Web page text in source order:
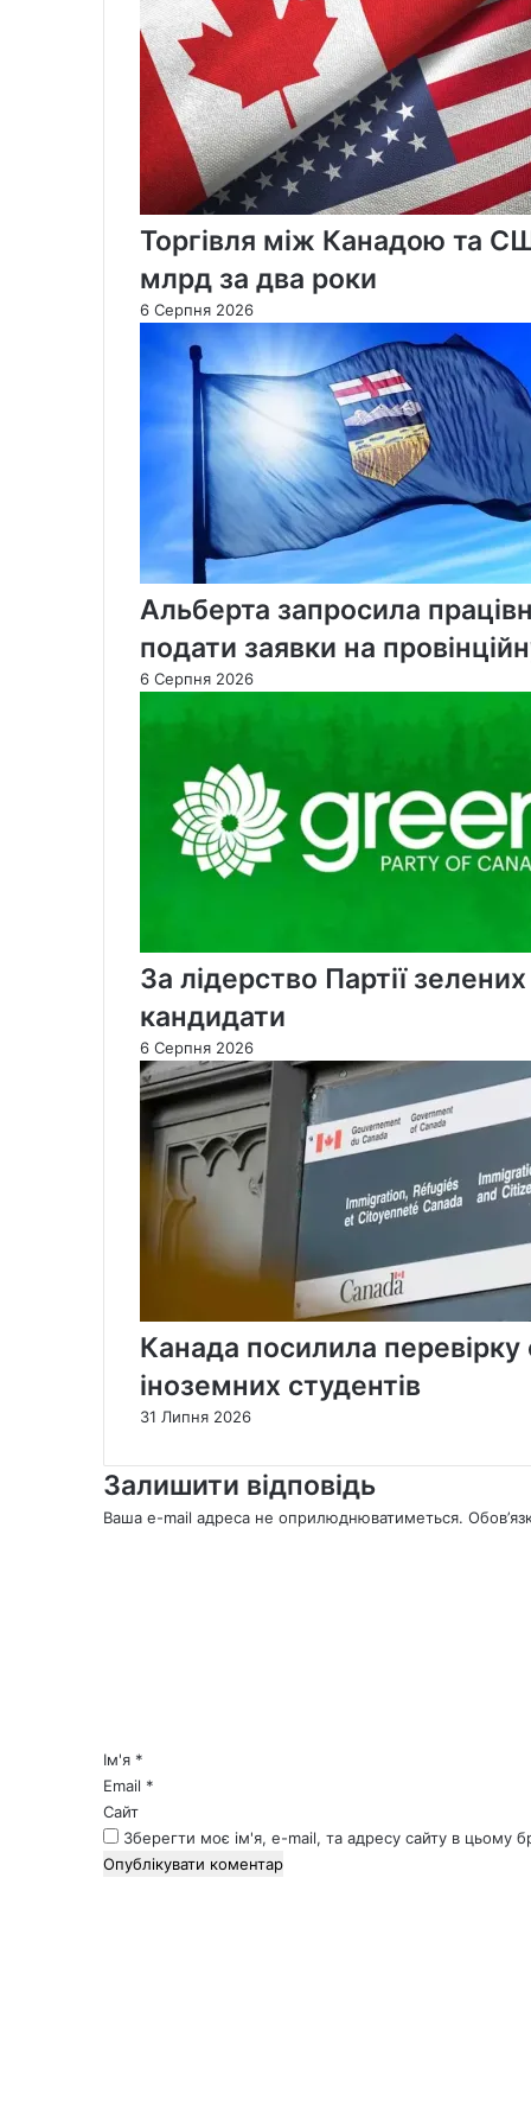
дозволу
бити
вглиб росії
Торгівля між Канадою та
млрд за два роки
6 Серпня 2026
Альберта запросила
подати заявки на
6 Серпня 2026
За лідерство Партії
кандидати
6 Серпня 2026
Канада посилила
іноземних студентів
31 Липня 2026
Залишити відповідь
Ваша e-mail адреса не оприлюднюватиметься.
*Ім'я *
Email *
Сайт
Зберегти моє ім'я, e-mail, та адресу сайту в цьому